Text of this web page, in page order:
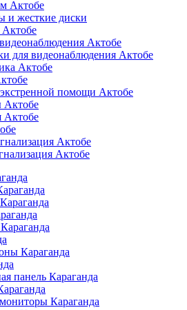
Актобе
и жесткие диски
Актобе
Актобе
для видеонаблюдения Актобе
Актобе
помощи Актобе
Актобе
Актобе
Актобе
Караганда
панель Караганда
Караганда